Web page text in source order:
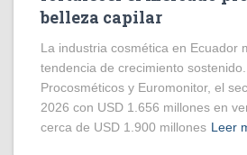
belleza capilar
La industria cosmética en Ecuador
tendencia de crecimiento
Procosméticos y Euromonitor, el
2026 con USD 1.656 millones en
cerca de USD 1.900 millones Leer